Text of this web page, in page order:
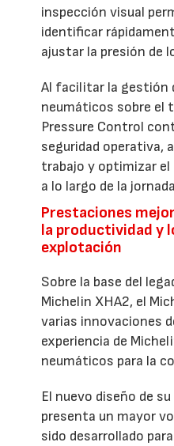
inspección visual
identificar
ajustar la presión de
Al facilitar la gestión
neumáticos sobre el
Pressure Control
seguridad operativa,
trabajo y optimizar
a lo largo de la
Prestaciones
la productividad y
explotación
Sobre la base del
Michelin XHA2, el
varias innovaciones
experiencia de
neumáticos para la
El nuevo diseño de
presenta un mayor
sido desarrollado